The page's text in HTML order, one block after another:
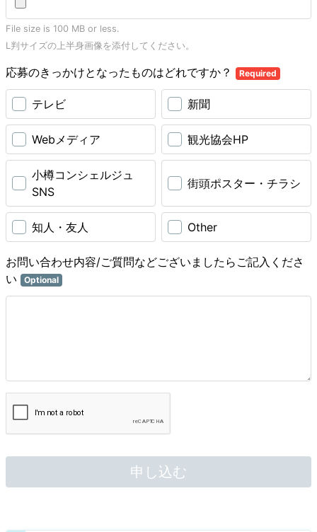
File size is 100 MB or less.
L判サイズの上半身画像を添付してください。
応募のきっかけとなったものはどれですか？ Required
テレビ 新聞
Webメディア 観光協会HP
小樽コンシェルジュ
SNS
街頭ポスター・チラシ
知人・友人 Other
お問い合わせ内容/ご質問などございましたらご記入くださ
い
Optional
申し込む